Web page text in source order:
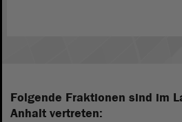
Folgende Fraktionen sind im
Anhalt vertreten: